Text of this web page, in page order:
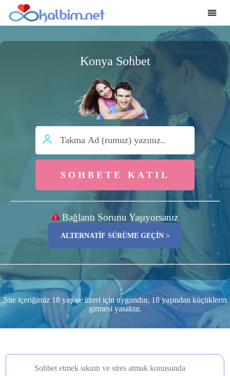
Konya Sohbet
SOHBETE KATIL
Bağlantı Sorunu Yaşıyorsanız
ALTERNATIF SÜRÜME GEÇIN >
Site içeriğimiz 18 yaş ve üzeri için uygundur, 18 yaşından küçüklerin
girmesi yasaktır.
Sohbet etmek sıkıntı ve stres atmak konusunda